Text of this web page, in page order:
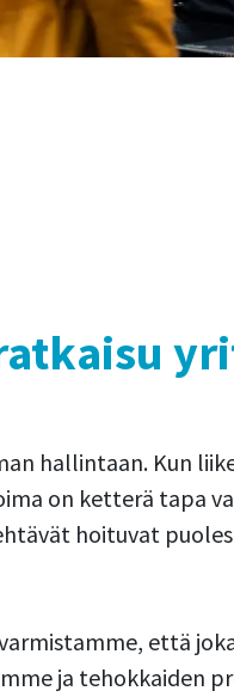
hallintaan. Kun
on ketterä tapa
hoituvat
että
ja tehokkaiden